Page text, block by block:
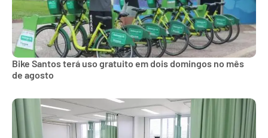
Bike Santos terá uso gratuito em dois domingos no mês
de agosto